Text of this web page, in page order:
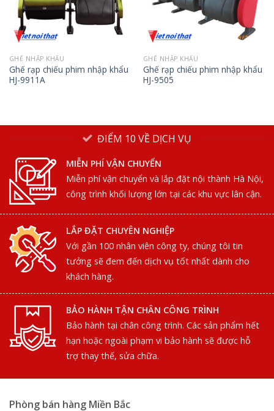
GHẾ NHẬP KHẨU
Ghế rạp chiếu phim nhập khẩu
HJ-9911A
GHẾ NHẬP KHẨU
Ghế rạp chiếu phim nhập khẩu
HJ-9505
ĐIỂM 10 VỀ DỊCH VỤ
MIỄN PHÍ VẬN CHUYỂN
Miễn phí vận chuyển và lắp đặt nội thành Hà Nội,
công trình khối lượng lớn tại các khu vực lân cận.
LẮP ĐẶT CHUYÊN NGHIỆP
Với gần 100 nhân viên công ty, chúng tôi tin
tưởng sẽ đem đến dịch vụ tốt nhất dành cho
khách hàng.
BẢO HÀNH TẬN CHÂN CÔNG TRÌNH
Bảo hành tại chân công trình. Các sản phẩm hết
hạn hoặc ngoài phạm vi bảo hành sẽ được hỗ
trợ thay thế, sửa chữa.
Phòng bán hàng Miền Bắc